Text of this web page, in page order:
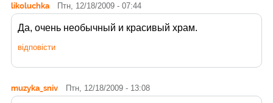
likoluchka Птн, 12/18/2009 - 07:44
Да, очень необычный и красивый храм.
відповісти
muzyka_sniv Птн, 12/18/2009 - 13:08